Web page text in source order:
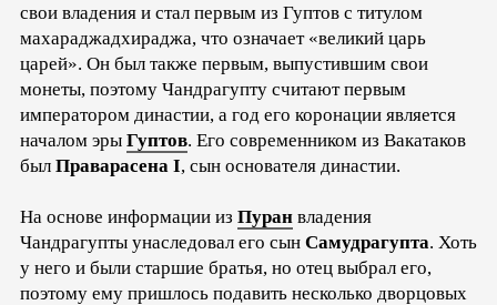
свои владения и стал первым из Гуптов с титулом
махараджадхираджа, что означает «великий царь
царей». Он был также первым, выпустившим свои
монеты, поэтому Чандрагупту считают первым
императором династии, а год его коронации является
началом эры Гуптов. Его современником из Вакатаков
был Праварасена I, сын основателя династии.
На основе информации из Пуран владения
Чандрагупты унаследовал его сын Самудрагупта. Хоть
у него и были старшие братья, но отец выбрал его,
поэтому ему пришлось подавить несколько дворцовых